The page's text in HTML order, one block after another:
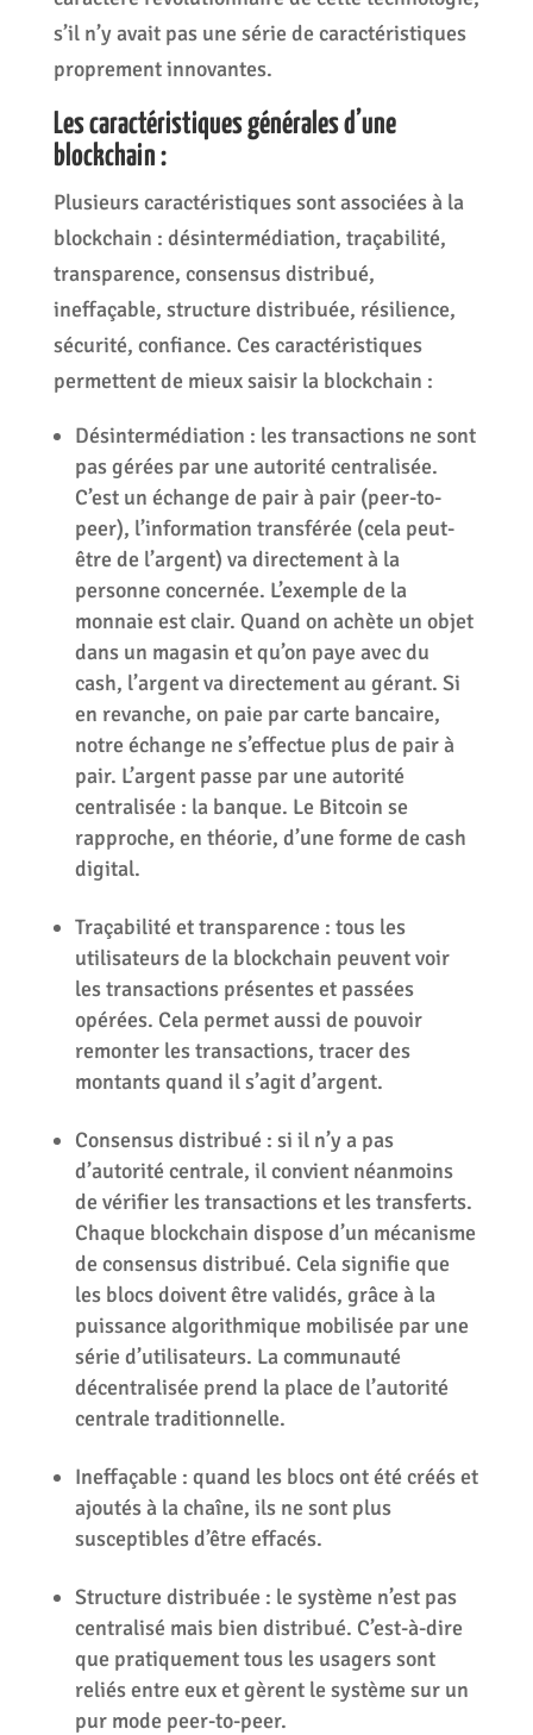
s’il n’y avait pas une série de caractéristiques
proprement innovantes.
Les caractéristiques générales d’une
blockchain :
Plusieurs caractéristiques sont associées à la
blockchain : désintermédiation, traçabilité,
transparence, consensus distribué,
ineffaçable, structure distribuée, résilience,
sécurité, confiance. Ces caractéristiques
permettent de mieux saisir la blockchain :
Désintermédiation : les transactions ne sont
pas gérées par une autorité centralisée.
C’est un échange de pair à pair (peer-to-
peer), l’information transférée (cela peut-
être de l’argent) va directement à la
personne concernée. L’exemple de la
monnaie est clair. Quand on achète un objet
dans un magasin et qu’on paye avec du
cash, l’argent va directement au gérant. Si
en revanche, on paie par carte bancaire,
notre échange ne s’effectue plus de pair à
pair. L’argent passe par une autorité
centralisée : la banque. Le Bitcoin se
rapproche, en théorie, d’une forme de cash
digital.
Traçabilité et transparence : tous les
utilisateurs de la blockchain peuvent voir
les transactions présentes et passées
opérées. Cela permet aussi de pouvoir
remonter les transactions, tracer des
montants quand il s’agit d’argent.
Consensus distribué : si il n’y a pas
d’autorité centrale, il convient néanmoins
de vérifier les transactions et les transferts.
Chaque blockchain dispose d’un mécanisme
de consensus distribué. Cela signifie que
les blocs doivent être validés, grâce à la
puissance algorithmique mobilisée par une
série d’utilisateurs. La communauté
décentralisée prend la place de l’autorité
centrale traditionnelle.
Ineffaçable : quand les blocs ont été créés et
ajoutés à la chaîne, ils ne sont plus
susceptibles d’être effacés.
Structure distribuée : le système n’est pas
centralisé mais bien distribué. C’est-à-dire
que pratiquement tous les usagers sont
reliés entre eux et gèrent le système sur un
pur mode peer-to-peer.